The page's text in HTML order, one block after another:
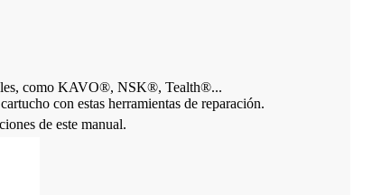
como KAVO®, NSK®, Tealth®...
con estas herramientas de reparación.
de este manual.